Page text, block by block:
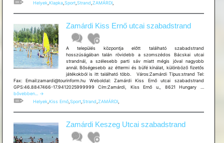
szabadstrand
Helyek, Klapka, Sport, Strand ZAMÁRDI,
Zamárdi Kiss Ernő utcai szabadstrand
A település központja előtt található szabadstrand
hosszúságában talán rövidebb a szomszédos Bácskai utcai
strandnál, a szélesebb parti sáv miatt mégis jóval nagyobb
annál. Bőségesebb az éttermi és büfé kínálat, különböző fizetős
játékokból is itt található több. Város:Zamárdi Típus:strand Tel:
Fax: Email:zamardi@tourinform.hu Weboldal: Zamárdi Kiss Ernő utcai szabadstrand
GPS:46.8847466-17.9412025999999 Cím:Zamárdi, Kiss Ernő u., 8621 Hungary …
bővebben...
→
Helyek,Kiss Ernő,Sport,Strand,ZAMÁRDI,
Zamárdi Keszeg Utcai szabadstrand